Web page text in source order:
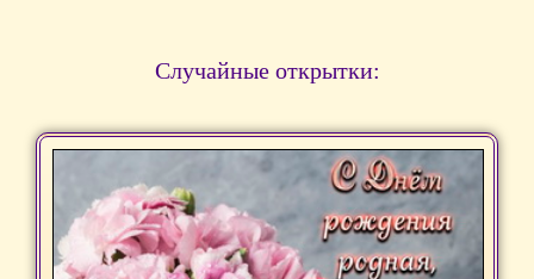
Случайные открытки: